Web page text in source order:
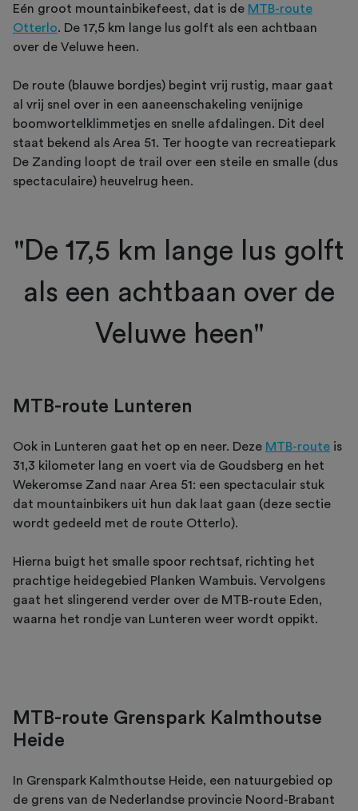
Eén groot mountainbikefeest, dat is de MTB-route
Otterlo. De 17,5 km lange lus golft als een achtbaan
over de Veluwe heen.
De route (blauwe bordjes) begint vrij rustig, maar gaat
al vrij snel over in een aaneenschakeling venijnige
boomwortelklimmetjes en snelle afdalingen. Dit deel
staat bekend als Area 51. Ter hoogte van recreatiepark
De Zanding loopt de trail over een steile en smalle (dus
spectaculaire) heuvelrug heen.
"De 17,5 km lange lus golft
als een achtbaan over de
Veluwe heen"
MTB-route Lunteren
Ook in Lunteren gaat het op en neer. Deze MTB-route is
31,3 kilometer lang en voert via de Goudsberg en het
Wekeromse Zand naar Area 51: een spectaculair stuk
dat mountainbikers uit hun dak laat gaan (deze sectie
wordt gedeeld met de route Otterlo).
Hierna buigt het smalle spoor rechtsaf, richting het
prachtige heidegebied Planken Wambuis. Vervolgens
gaat het slingerend verder over de MTB-route Eden,
waarna het rondje van Lunteren weer wordt oppikt.
MTB-route Grenspark Kalmthoutse
Heide
In Grenspark Kalmthoutse Heide, een natuurgebied op
de grens van de Nederlandse provincie Noord-Brabant